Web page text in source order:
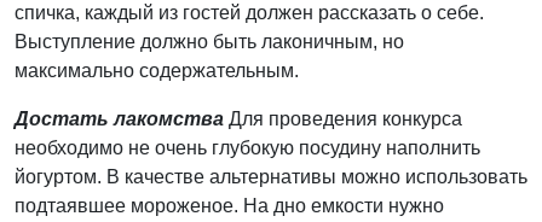
спичка, каждый из гостей должен рассказать о себе.
Выступление должно быть лаконичным, но
максимально содержательным.
Достать лакомства Для проведения конкурса
необходимо не очень глубокую посудину наполнить
йогуртом. В качестве альтернативы можно использовать
подтаявшее мороженое. На дно емкости нужно